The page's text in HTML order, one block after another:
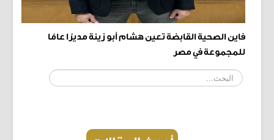
فاين الصحية القابضة تعين هشام أبو زينة مديرًا عامًا
للمجموعة في مصر
البحث...